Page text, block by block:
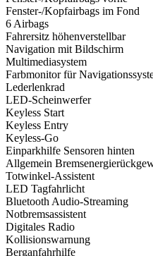
Fenster-/Kopfairbags im Fond
6 Airbags
Fahrersitz höhenverstellbar
Navigation mit Bildschirm
Multimediasystem
Farbmonitor für
Lederlenkrad
LED-Scheinwerfer
Keyless Start
Keyless Entry
Keyless-Go
Einparkhilfe Sensoren hinten
Allgemein
Totwinkel-Assistent
LED Tagfahrlicht
Bluetooth Audio-Streaming
Notbremsassistent
Digitales Radio
Kollisionswarnung
Berganfahrhilfe